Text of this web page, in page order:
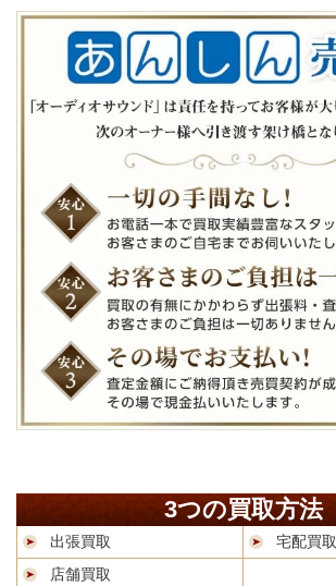
3つの買取方法
出張買取
宅配買取
店舗買取